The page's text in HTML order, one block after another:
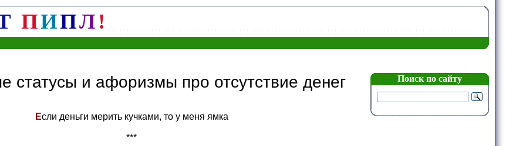
ПИПЛ!
статусы и афоризмы про отсутствие денег
Если деньги мерить кучками, то у меня ямка
***
Поиск по сайту